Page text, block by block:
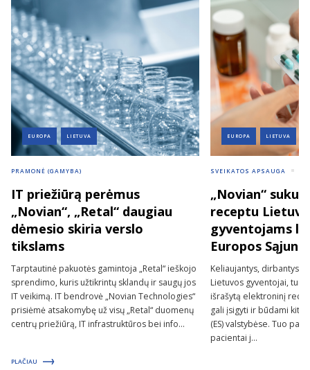
EUROPA LIETUVA
PRAMONĖ (GAMYBA)
IT priežiūrą perėmus
„Novian“, „Retal“ daugiau
dėmesio skiria verslo
tikslams
Tarptautinė pakuotės gamintoja „Retal“ ieškojo
sprendimo, kuris užtikrintų sklandų ir saugų jos
IT veikimą. IT bendrovė „Novian Technologies“
prisiėmė atsakomybę už visų „Retal“ duomenų
centrų priežiūrą, IT infrastruktūros bei info...
PLAČIAU
EUROPA LIETUVA
SVEIKATOS APSAUGA
„Novian“
receptu
gyventojams
Europos
Keliaujantys, dirbantys
Lietuvos gyventojai,
išrašytą elektroninį
gali įsigyti ir būdami
(ES) valstybėse. Tuo
pacientai j...